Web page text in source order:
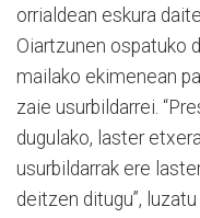
orrialdean eskura
Oiartzunen ospatuko
mailako ekimenean
zaie usurbildarrei.
dugulako, laster
usurbildarrak ere
deitzen ditugu”,